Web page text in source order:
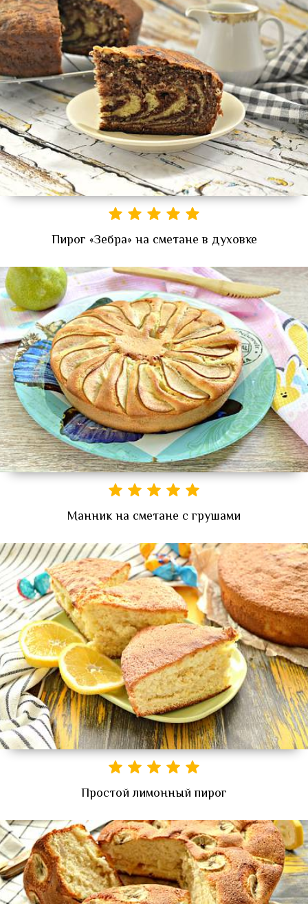
Пирог «Зебра» на сметане в духовке
Манник на сметане с грушами
Простой лимонный пирог